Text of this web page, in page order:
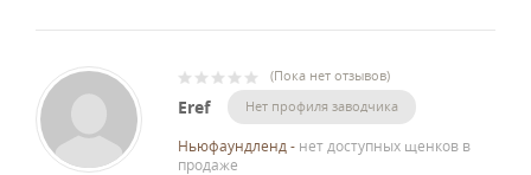
(Пока нет отзывов)
Eref Нет профиля заводчика
Ньюфаундленд - нет доступных щенков в
продаже